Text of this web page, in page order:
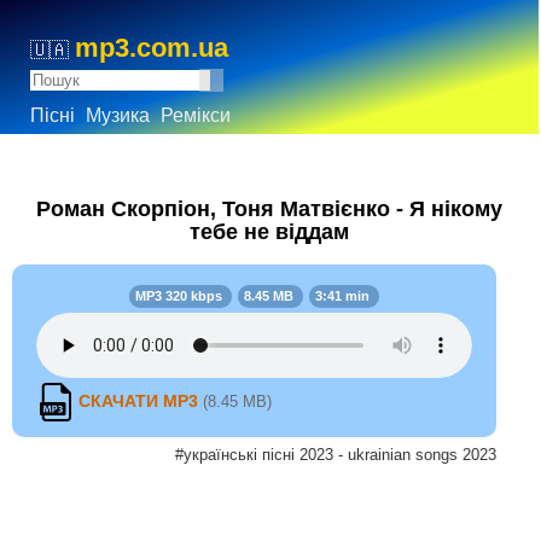
🇺🇦 mp3.com.ua
Пісні Музика Ремікси
Роман Скорпіон, Тоня Матвієнко - Я нікому
тебе не віддам
MP3 320 kbps 8.45 MB 3:41 min
СКАЧАТИ MP3 (8.45 MB)
#українські пісні 2023 - ukrainian songs 2023